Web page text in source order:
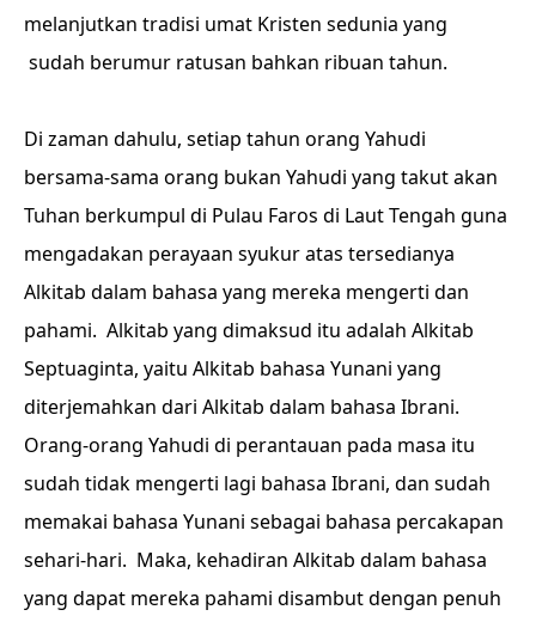
melanjutkan tradisi umat Kristen sedunia yang
sudah berumur ratusan bahkan ribuan tahun.
Di zaman dahulu, setiap tahun orang Yahudi
bersama-sama orang bukan Yahudi yang takut akan
Tuhan berkumpul di Pulau Faros di Laut Tengah guna
mengadakan perayaan syukur atas tersedianya
Alkitab dalam bahasa yang mereka mengerti dan
pahami. Alkitab yang dimaksud itu adalah Alkitab
Septuaginta, yaitu Alkitab bahasa Yunani yang
diterjemahkan dari Alkitab dalam bahasa Ibrani.
Orang-orang Yahudi di perantauan pada masa itu
sudah tidak mengerti lagi bahasa Ibrani, dan sudah
memakai bahasa Yunani sebagai bahasa percakapan
sehari-hari. Maka, kehadiran Alkitab dalam bahasa
yang dapat mereka pahami disambut dengan penuh